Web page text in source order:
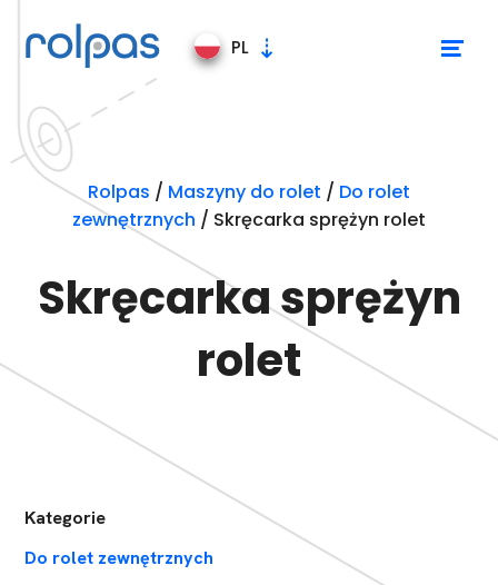
PL
Maszyny do rolet
Linie produkcyjne
Rolpas / Maszyny do rolet / Do rolet
zewnętrznych / Skręcarka sprężyn rolet
Skręcarka sprężyn
rolet
Kategorie
Do rolet zewnętrznych